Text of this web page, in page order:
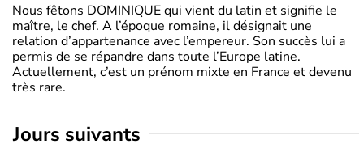
Nous fêtons DOMINIQUE qui vient du latin et signifie le
maître, le chef. A l’époque romaine, il désignait une
relation d’appartenance avec l’empereur. Son succès lui a
permis de se répandre dans toute l’Europe latine.
Actuellement, c’est un prénom mixte en France et devenu
très rare.
jours suivants